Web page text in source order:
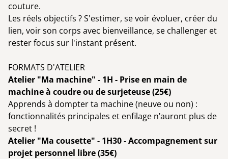
couture.
Les réels objectifs ? S'estimer, se voir évoluer, créer du
lien, voir son corps avec bienveillance, se challenger et
rester focus sur l'instant présent.
FORMATS D'ATELIER
Atelier "Ma machine" - 1H - Prise en main de
machine à coudre ou de surjeteuse (25€)
Apprends à dompter ta machine (neuve ou non) :
fonctionnalités principales et enfilage n’auront plus de
secret !
Atelier "Ma cousette" - 1H30 - Accompagnement sur
projet personnel libre (35€)